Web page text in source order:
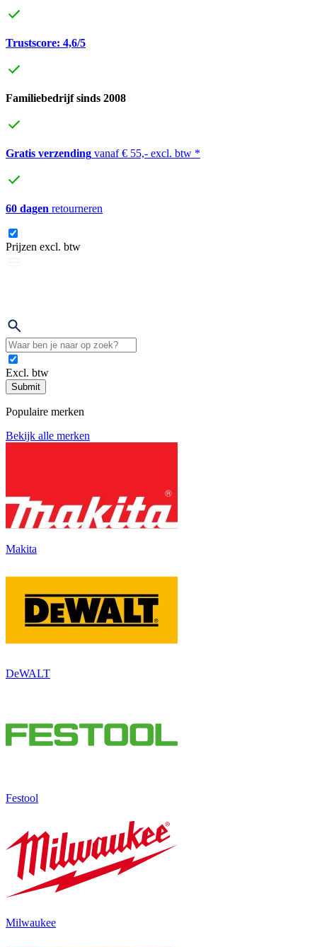
Trustscore: 4,6/5
Familiebedrijf sinds 2008
Gratis verzending vanaf € 55,- excl. btw *
60 dagen retourneren
Prijzen excl. btw
Excl. btw
Submit
Populaire merken
Bekijk alle merken
Makita
DeWALT
Festool
Milwaukee